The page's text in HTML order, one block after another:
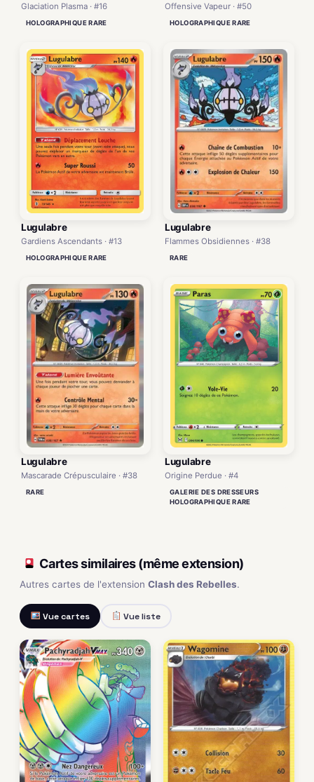
Glaciation Plasma · #16
HOLOGRAPHIQUE RARE
Offensive Vapeur · #50
HOLOGRAPHIQUE RARE
Lugulabre
Gardiens Ascendants · #13
HOLOGRAPHIQUE RARE
Lugulabre
Flammes Obsidiennes · #38
RARE
Lugulabre
Mascarade Crépusculaire · #38
RARE
Lugulabre
Origine Perdue · #4
GALERIE DES DRESSEURS
HOLOGRAPHIQUE RARE
Cartes similaires (même extension)
Autres cartes de l'extension Clash des Rebelles.
Vue cartes Vue liste